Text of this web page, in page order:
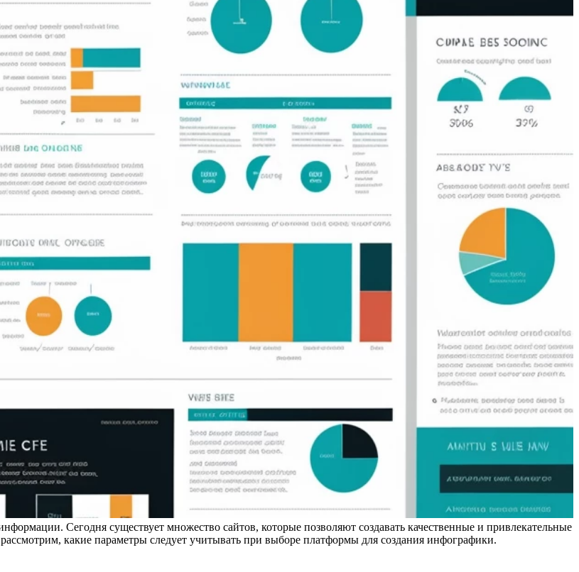
Сегодня существует множество сайтов, которые позволяют создавать качественные и привлекательные
какие параметры следует учитывать при выборе платформы для создания инфографики.